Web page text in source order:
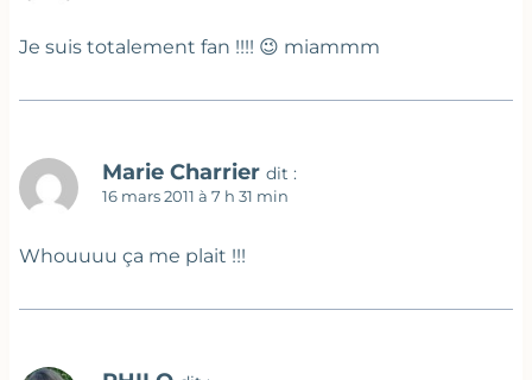
Je suis totalement fan !!!! 😉 miammm
Marie Charrier dit :
16 mars 2011 à 7 h 31 min
Whouuuu ça me plait !!!